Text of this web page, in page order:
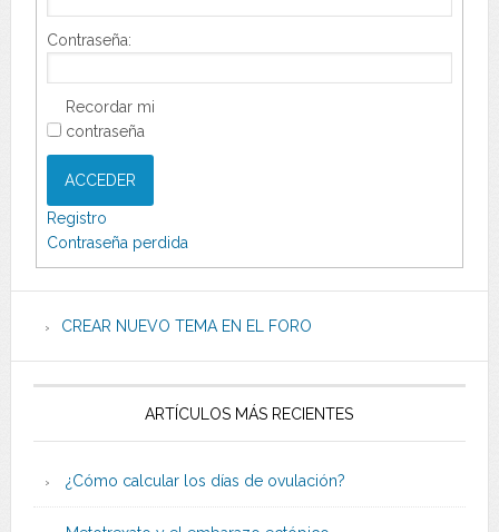
Contraseña:
Recordar mi
contraseña
ACCEDER
Registro
Contraseña perdida
CREAR NUEVO TEMA EN EL FORO
ARTÍCULOS MÁS RECIENTES
¿Cómo calcular los días de ovulación?